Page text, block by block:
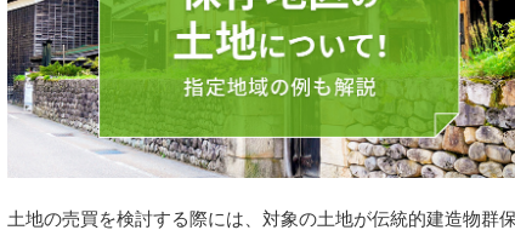
土地の売買を検討する際には、対象の土地が伝統的建造物群